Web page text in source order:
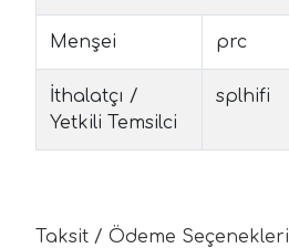
Menşei prc
İthalatçı /
Yetkili Temsilci
splhifi
Taksit / Ödeme Seçenekleri